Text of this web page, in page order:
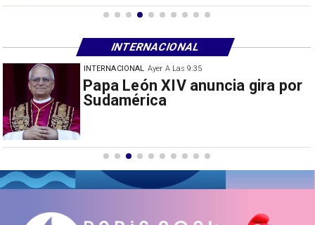
30/07/2026
Milei prohíbe ingreso de
extranjeros con mensajes de
INTERNACIONAL
INTERNACIONAL